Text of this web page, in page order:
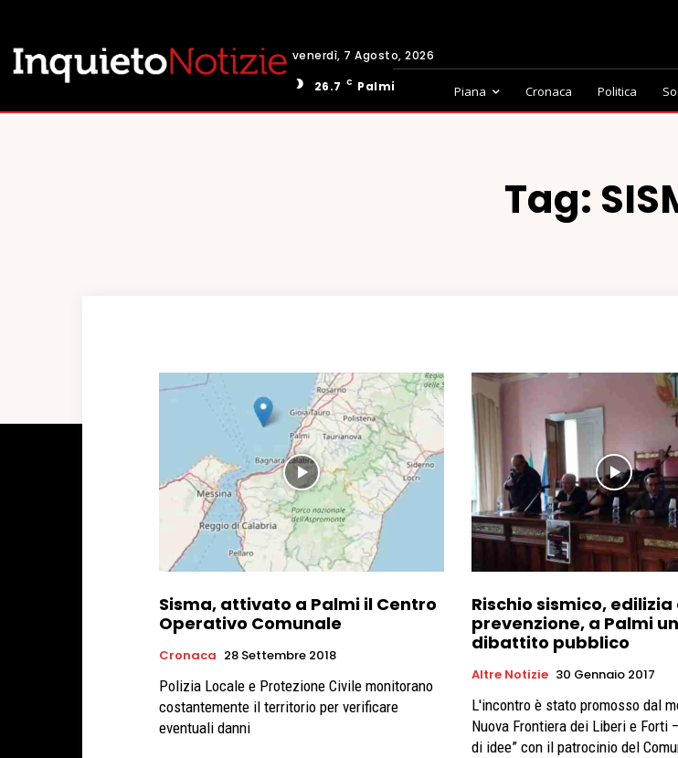
venerdì, 7 Agosto, 2026
26.7
C Palmi Piana Cronaca Politica
Tag:
Sisma, attivato a Palmi il Centro
Operativo Comunale
Cronaca 28 Settembre 2018
Polizia Locale e Protezione Civile monitorano
costantemente il territorio per verificare
eventuali danni
Rischio sismico, edilizia
prevenzione, a Palmi un
dibattito pubblico
Altre Notizie 30 Gennaio 2017
L'incontro è stato promosso dal
Nuova Frontiera dei Liberi e Forti
di idee” con il patrocinio del